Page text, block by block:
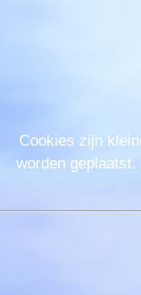
Cookies zijn
worden